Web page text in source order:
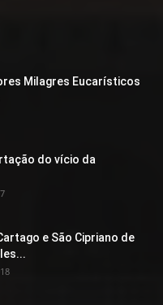
Milagres Eucarísticos
do vício da
e São Cipriano de